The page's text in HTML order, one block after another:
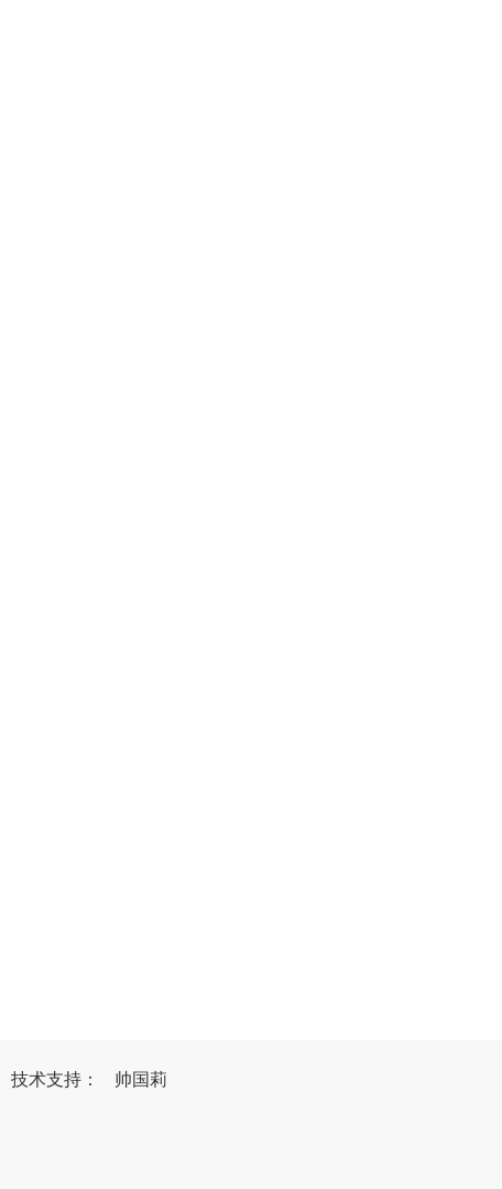
技术支持 ： 帅国莉